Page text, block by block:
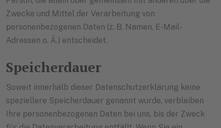
Zwecke und Mittel der Verarbeitung von
personenbezogenen Daten (z. B. Namen, E-Mail-
Adressen o. Ä.) entscheidet.
Speicherdauer
Soweit innerhalb dieser Datenschutzerklärung keine
speziellere Speicherdauer genannt wurde, verbleiben
Ihre personenbezogenen Daten bei uns, bis der Zweck